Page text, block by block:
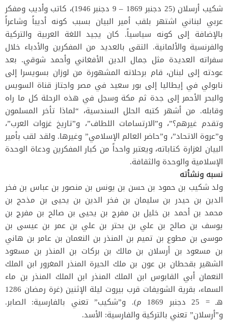
شكيب أرسلان (25 دجنبر 1869 – 9 دجنبر 1946)، كاتب وأديب ومفكر
عربي لبناني اشتهر بلقب أمير البيان بسبب كونه أديباً وشاعراً
بالإضافة إلى كونه سياسياً. كان يجيد اللغة العربية والتركية
والفرنسية والألمانية. التقى بالعديد من المفكرين والأدباء خلال
سفراته العديدة مثل جمال الدين الأفغاني وأحمد شوقي. بعد
عودته إلى لبنان، قام برحلاته المشهورة من لوزان بسويسرا إلى
نابولي في إيطاليا إلى بور سعيد في مصر واجتاز قناة السويس
والبحر الأحمر إلى جدة ثم مكة وسجل في هذه الرحلة كل ما راه
وقابله. من أشهر كتبه الحلل السندسية، “لماذا تأخر المسلمون
وتقدم غيرهم؟”، و”الارتسامات اللطاف”، و”تاريخ غزوات العرب”،
و”عروة الاتحاد”، و”حاضر العالم الإسلامي” وغيرها. ولقد لقب بأمير
البيان لغزارة كتاباته، ويعتبر واحداً من كبار المفكرين ودعاة الوحدة
الإسلامية والوحدة والثقافة.
نسبه ونشأته
ولد شكيب بن حمود بن حسن بن يونس بن منصور بن عباس بن فخر
الدين بن حيدر بن سليمان بن فخر الدين بن يحيى بن مذحج بن
محمد بن أحمد بن خليل بن مفرج بن يحيى بن صالح بن مفرج بن
يوسف بن صالح بن علي بن بحتر بن علي بن عمر بن عيسى بن
موسى بن مطوع بن تميم بن المنذر بن النعمان بن عامر بن هاني
بن مسعود بن أرسلان بن مالك بن بركات بن المنذر بن مسعود
الشهير بقحطان بن عون بن ملك الحيرة المنذر المغرور ابن الملك
النعمان أبي القابوس ابن الملك المنذر ابن الملك المنذر بن ماء
السماء، بقرية الشويفات قرب بيروت ليلة الإثنين (غرة رمضان 1286
هـ = 25 دجنبر 1869 م). و”شكيب” تعني بالفارسية: الصابر.
و”أرسلان” تعني بالتركية والفارسية: الأسد.